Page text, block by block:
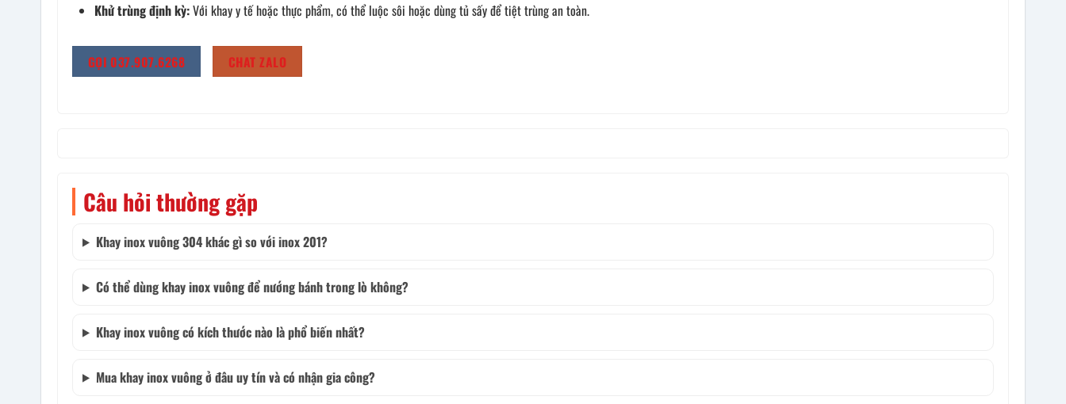
Khử trùng định kỳ:Với khay y tế hoặc thực phẩm, có thể luộc sôi hoặc dùng tủ sấy để tiệt trùng an toàn.
GỌI 037.907.6268 CHAT ZALO
Câu hỏi thường gặp
Khay inox vuông 304 khác gì so với inox 201?
Có thể dùng khay inox vuông để nướng bánh trong lò không?
Khay inox vuông có kích thước nào là phổ biến nhất?
Mua khay inox vuông ở đâu uy tín và có nhận gia công?